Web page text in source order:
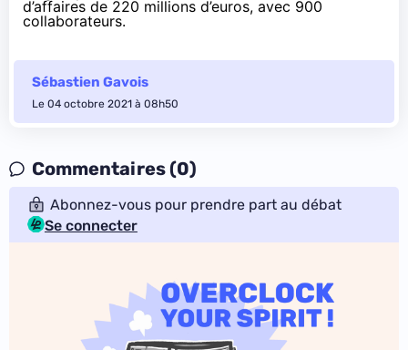
d’affaires de 220 millions d’euros, avec 900
collaborateurs.
Sébastien Gavois
Le 04 octobre 2021 à 08h50
Commentaires (0)
Abonnez-vous pour prendre part au débat
Se connecter